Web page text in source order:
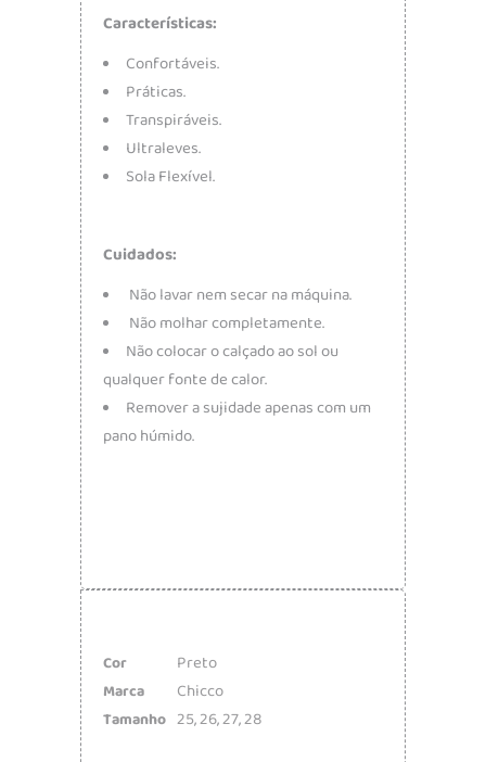
Características:
Confortáveis.
Práticas.
Transpiráveis.
Ultraleves.
Sola Flexível.
Cuidados:
Não lavar nem secar na máquina.
Não molhar completamente.
Não colocar o calçado ao sol ou
qualquer fonte de calor.
Remover a sujidade apenas com um
pano húmido.
Cor Preto
Marca Chicco
Tamanho 25,26,27,28